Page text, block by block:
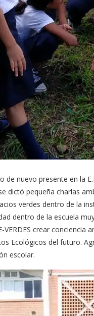
de nuevo presente en la
dictó pequeña charlas
verdes dentro de la
dentro de la escuela
crear
Ecológicos del futuro.
escolar.